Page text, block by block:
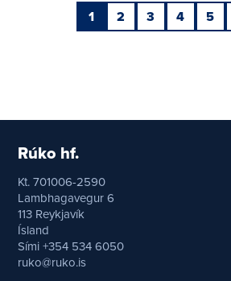
1 2 3 4 5
Rúko hf.
Kt. 701006-2590
Lambhagavegur 6
113 Reykjavík
Ísland
Sími +354 534 6050
ruko@ruko.is